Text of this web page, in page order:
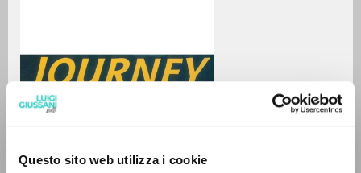
Questo sito web utilizza i cookieBÚSQUEDA AVANZADA »